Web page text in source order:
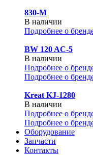
830-М
В наличии
Подробнее о
BW 120 AC-5
В наличии
Подробнее о
Подробнее о
Kreat KJ-1280
В наличии
Подробнее о
Подробнее о
Оборудование
Запчасти
Контакты